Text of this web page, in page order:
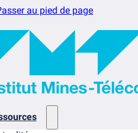
au pied de page